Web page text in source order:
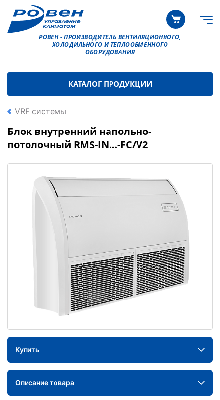
РОВЕН - ПРОИЗВОДИТЕЛЬ ВЕНТИЛЯЦИОННОГО,
ХОЛОДИЛЬНОГО И ТЕПЛООБМЕННОГО
ОБОРУДОВАНИЯ
КАТАЛОГ ПРОДУКЦИИ
VRF системы
Блок внутренний напольно-
потолочный RMS-IN…-FC/V2
Купить
Описание товара